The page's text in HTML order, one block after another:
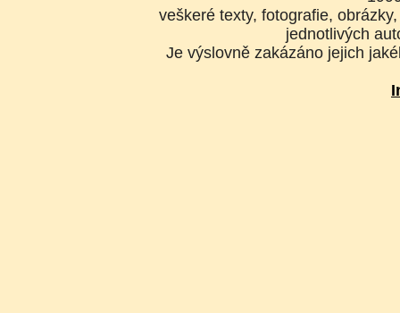
veškeré texty, fotografie,
jednotlivých
Je výslovně zakázáno jejich